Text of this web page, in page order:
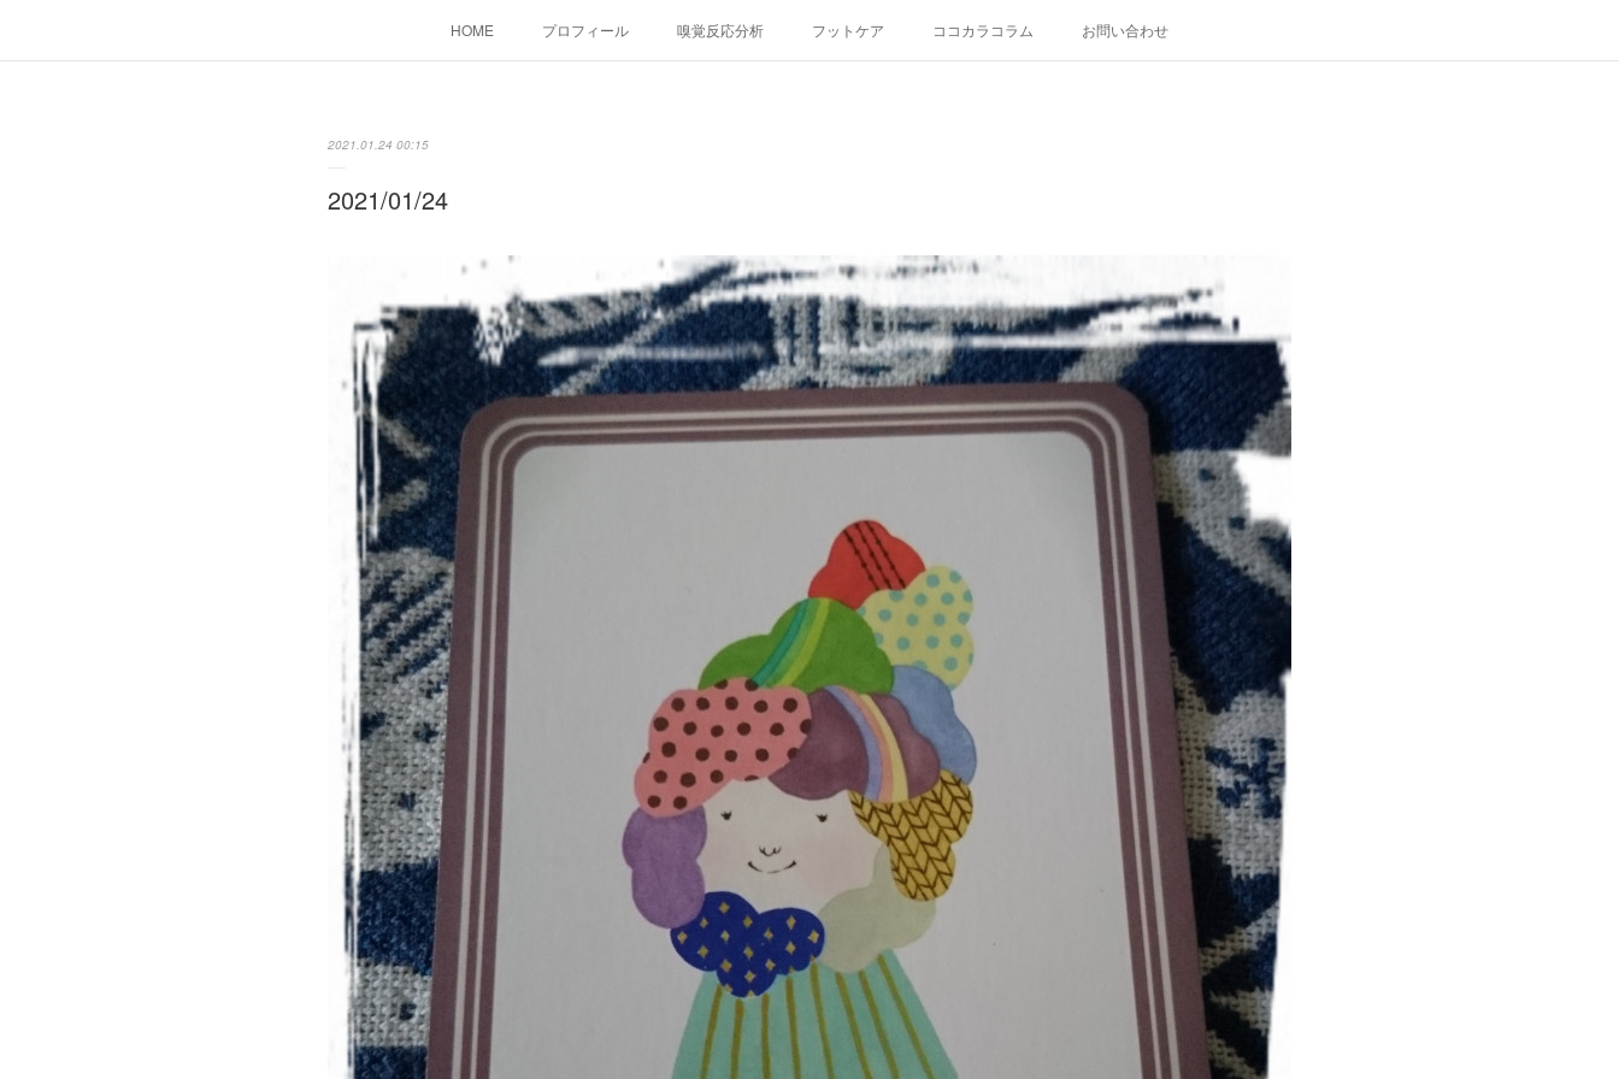
HOME プロフィール 嗅覚反応分析 フットケア ココカラコラム お問い合わせ
2021.01.24 00:15
2021/01/24